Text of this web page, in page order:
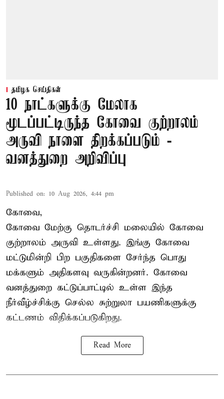
தமிழக செய்திகள்
10 நாட்களுக்கு மேலாக
மூடப்பட்டிருந்த கோவை குற்றாலம்
அருவி நாளை திறக்கப்படும் -
வனத்துறை அறிவிப்பு
Published on: 10 Aug 2026, 4:44 pm
கோவை,
கோவை மேற்கு தொடர்ச்சி மலையில் கோவை
குற்றாலம் அருவி உள்ளது. இங்கு கோவை
மட்டுமின்றி பிற பகுதிகளை சேர்ந்த பொது
மக்களும் அதிகளவு வருகின்றனர். கோவை
வனத்துறை கட்டுப்பாட்டில் உள்ள இந்த
நீர்வீழ்ச்சிக்கு செல்ல சுற்றுலா பயணிகளுக்கு
கட்டணம் விதிக்கப்படுகிறது.
Read More